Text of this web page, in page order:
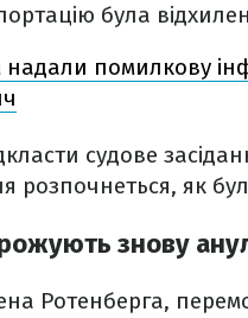
була
надали помилкову
судове
розпочнеться, як
знову
Ротенберга,